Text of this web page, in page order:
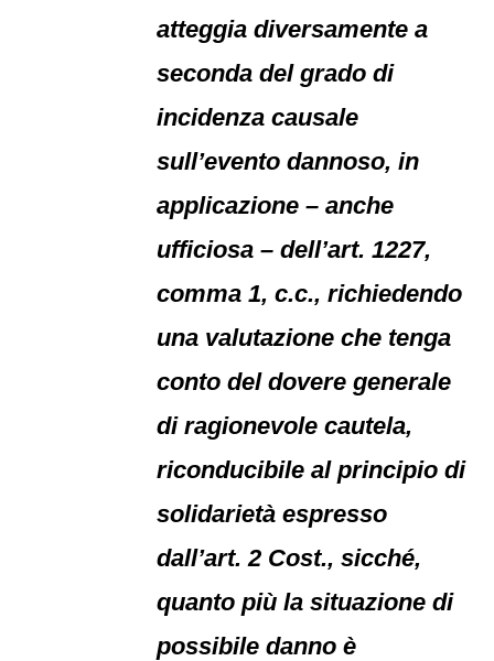
atteggia diversamente a
seconda del grado di
incidenza causale
sull’evento dannoso, in
applicazione – anche
ufficiosa – dell’art. 1227,
comma 1, c.c., richiedendo
una valutazione che tenga
conto del dovere generale
di ragionevole cautela,
riconducibile al principio di
solidarietà espresso
dall’art. 2 Cost., sicché,
quanto più la situazione di
possibile danno è